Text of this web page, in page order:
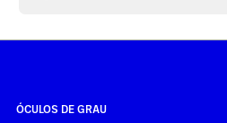
ÓCULOS DE GRAU